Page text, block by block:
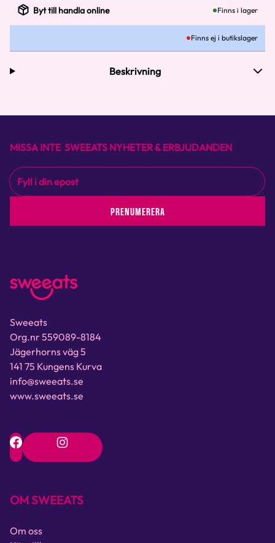
Byt till handla online Finns i lager
Finns ej i butikslager
Beskrivning
MISSA INTE SWEEATS NYHETER & ERBJUDANDEN
PRENUMERERA
Sweeats
Org.nr 559089-8184
Jägerhorns väg 5
141 75 Kungens Kurva
info@sweeats.se
www.sweeats.se
OM SWEEATS
Om oss